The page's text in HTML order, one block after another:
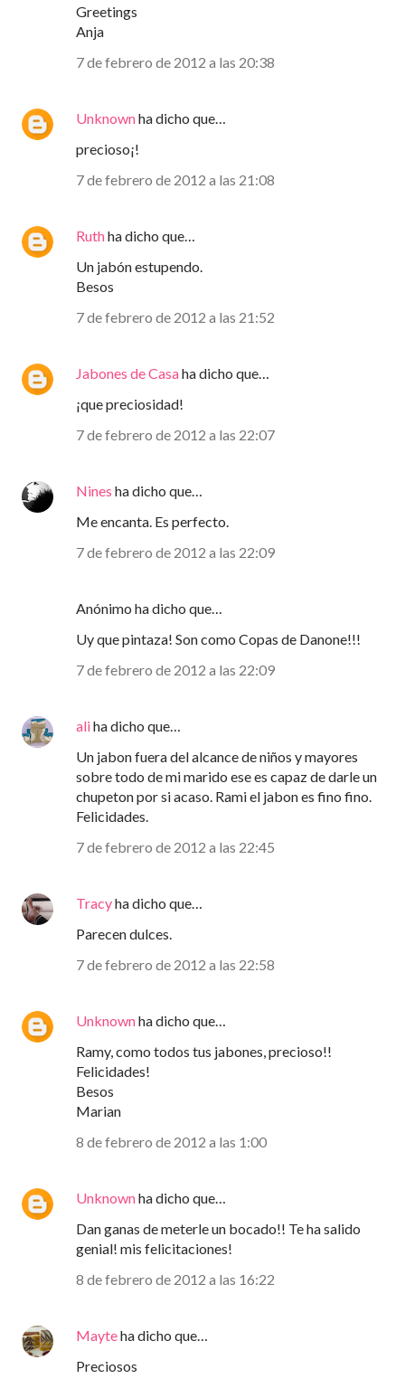
Greetings
Anja
7 de febrero de 2012 a las 20:38
Unknownha dicho que…
precioso¡!
7 de febrero de 2012 a las 21:08
Ruthha dicho que…
Un jabón estupendo.
Besos
7 de febrero de 2012 a las 21:52
Jabones de Casaha dicho que…
¡que preciosidad!
7 de febrero de 2012 a las 22:07
Nines ha dicho que…
Me encanta. Es perfecto.
7 de febrero de 2012 a las 22:09
Anónimo ha dicho que…
Uy que pintaza! Son como Copas de Danone!!!
7 de febrero de 2012 a las 22:09
aliha dicho que…
Un jabon fuera del alcance de niños y mayores
sobre todo de mi marido ese es capaz de darle un
chupeton por si acaso. Rami el jabon es fino fino.
Felicidades.
7 de febrero de 2012 a las 22:45
Tracyha dicho que…
Parecen dulces.
7 de febrero de 2012 a las 22:58
Unknownha dicho que…
Ramy, como todos tus jabones, precioso!!
Felicidades!
Besos
Marian
8 de febrero de 2012 a las 1:00
Unknownha dicho que…
Dan ganas de meterle un bocado!! Te ha salido
genial! mis felicitaciones!
8 de febrero de 2012 a las 16:22
Mayteha dicho que…
Preciosos